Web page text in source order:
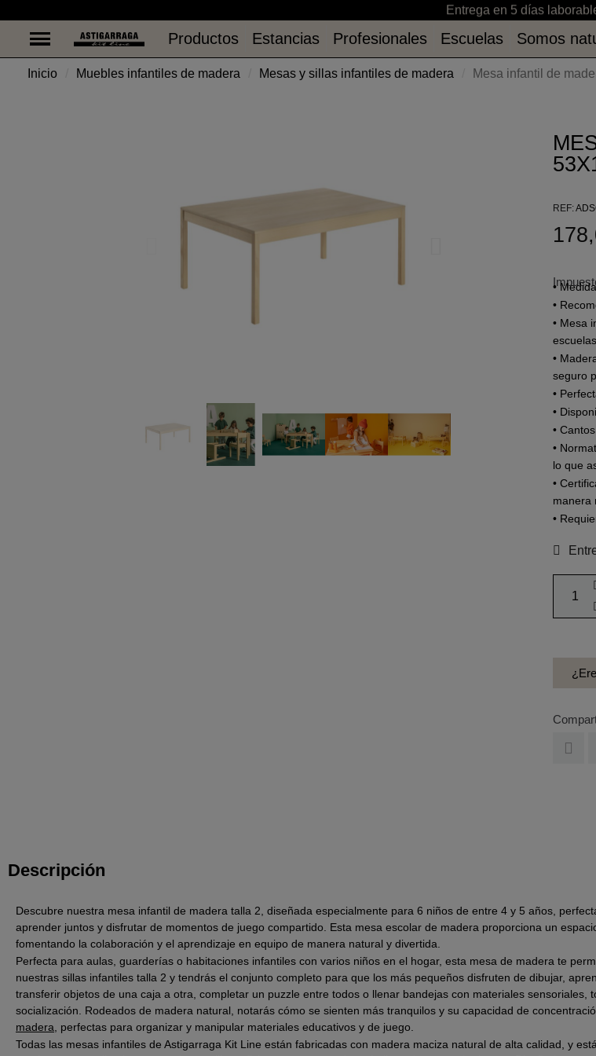
Productos Estancias Profesionales Escuelas Somos
Entrega en 5 días
Productos Estancias Profesionales Escuelas Somos
Inicio Muebles infantiles de madera Mesas y sillas infantiles de madera Mesa infantil de
REF
•
•
• Mesa
escuelas.
•
seguro
•
•
•
•
lo que
•
manera
•
Descripción
Descubre nuestra mesa infantil de madera talla 2, diseñada especialmente para 6 niños de entre 4 y 5 años,
aprender juntos y disfrutar de momentos de juego compartido. Esta mesa escolar de madera proporciona un
fomentando la colaboración y el aprendizaje en equipo de manera natural y divertida.
Perfecta para aulas, guarderías o habitaciones infantiles con varios niños en el hogar, esta mesa de madera te
nuestras sillas infantiles talla 2 y tendrás el conjunto completo para que los más pequeños disfruten de dibujar,
transferir objetos de una caja a otra, completar un puzzle entre todos o llenar bandejas con materiales
socialización. Rodeados de madera natural, notarás cómo se sienten más tranquilos y su capacidad de
madera , perfectas para organizar y manipular materiales educativos y de juego.
Todas las mesas infantiles de Astigarraga Kit Line están fabricadas con madera maciza natural de alta calidad, y